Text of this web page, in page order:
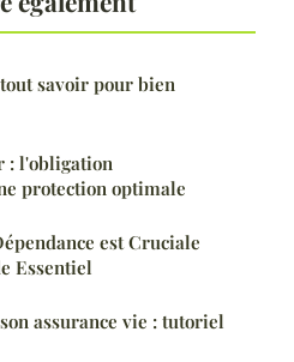
savoir pour bien
: l'obligation
protection optimale
est Cruciale
Essentiel
assurance vie : tutoriel